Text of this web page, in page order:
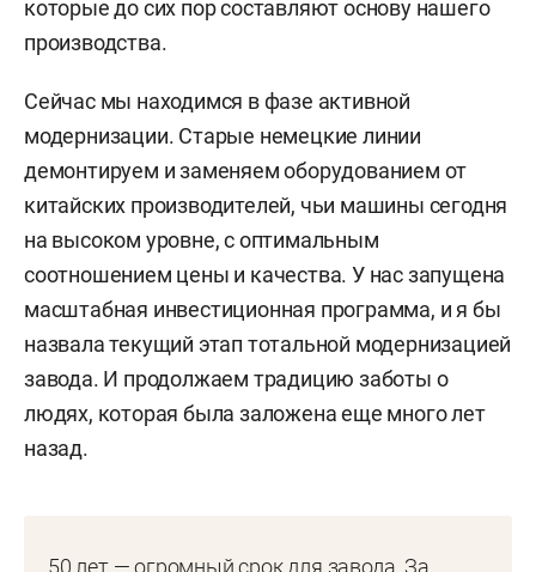
которые до сих пор составляют основу нашего
производства.
Сейчас мы находимся в фазе активной
модернизации. Старые немецкие линии
демонтируем и заменяем оборудованием от
китайских производителей, чьи машины сегодня
на высоком уровне, с оптимальным
соотношением цены и качества. У нас запущена
масштабная инвестиционная программа, и я бы
назвала текущий этап тотальной модернизацией
завода. И продолжаем традицию заботы о
людях, которая была заложена еще много лет
назад.